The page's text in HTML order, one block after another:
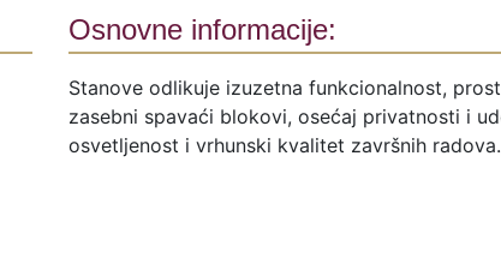
Osnovne informacije:
Stanove odlikuje izuzetna funkcionalnost,
zasebni spavaći blokovi, osećaj privatnosti i
osvetljenost i vrhunski kvalitet završnih radova.